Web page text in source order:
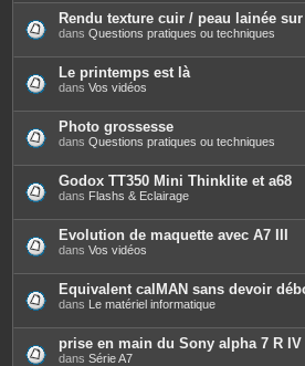
Rendu texture cuir / peau lainée
dans Questions pratiques ou techniques
Le printemps est là
dans Vos vidéos
Photo grossesse
dans Questions pratiques ou techniques
Godox TT350 Mini Thinklite et a68
dans Flashs & Eclairage
Evolution de maquette avec A7 III
dans Vos vidéos
Equivalent calMAN sans devoir
dans Le matériel informatique
prise en main du Sony alpha 7 R IV
dans Série A7